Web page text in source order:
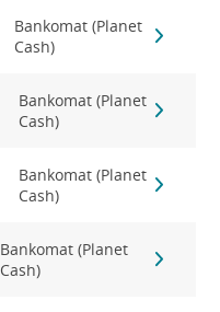
Bankomat (Planet
Cash)
Bankomat (Planet
Cash)
Bankomat (Planet
Cash)
Bankomat (Planet
Cash)